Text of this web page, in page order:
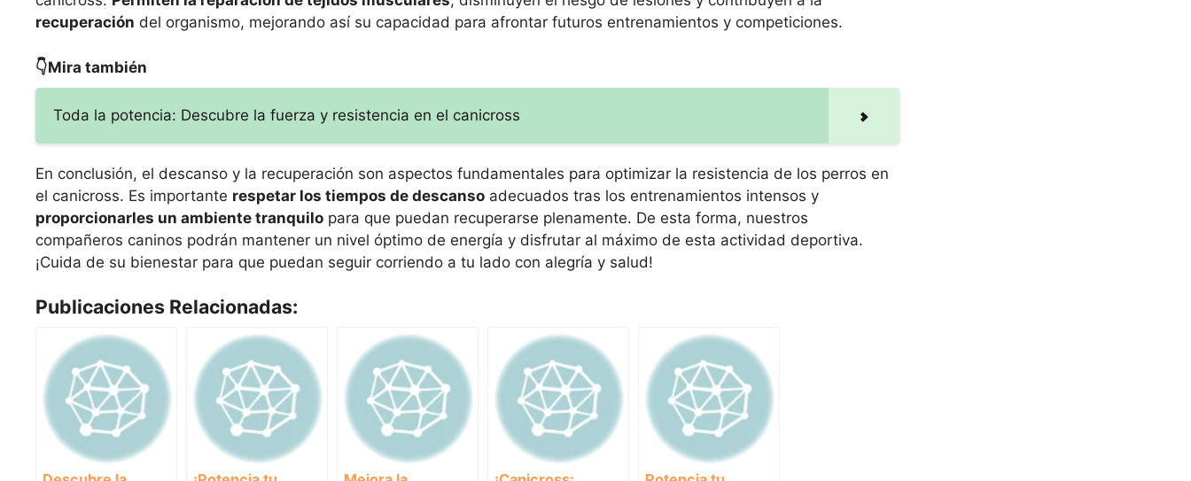
recuperación del organismo, mejorando así su capacidad para afrontar futuros entrenamientos y competiciones.
👇Mira también
Toda la potencia: Descubre la fuerza y resistencia en el canicross
En conclusión, el descanso y la recuperación son aspectos fundamentales para optimizar la resistencia de los perros en
el canicross. Es importante respetar los tiempos de descanso adecuados tras los entrenamientos intensos y
proporcionarles un ambiente tranquilo para que puedan recuperarse plenamente. De esta forma, nuestros
compañeros caninos podrán mantener un nivel óptimo de energía y disfrutar al máximo de esta actividad deportiva.
¡Cuida de su bienestar para que puedan seguir corriendo a tu lado con alegría y salud!
Publicaciones Relacionadas: